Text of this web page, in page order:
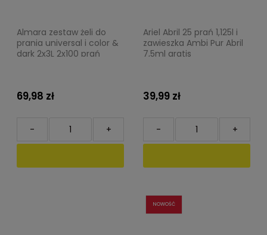
Almara zestaw żeli do
prania universal i color &
dark 2x3L 2x100 prań
69,98 zł
+
-
Ariel Abril 25 prań 1,125l i
zawieszka Ambi Pur Abril
7,5ml gratis
39,99 zł
+
-
NOWOŚĆ